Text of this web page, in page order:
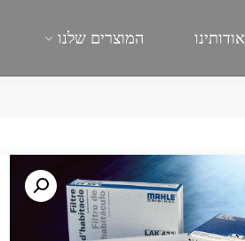
אודותינו המוצרים שלנו